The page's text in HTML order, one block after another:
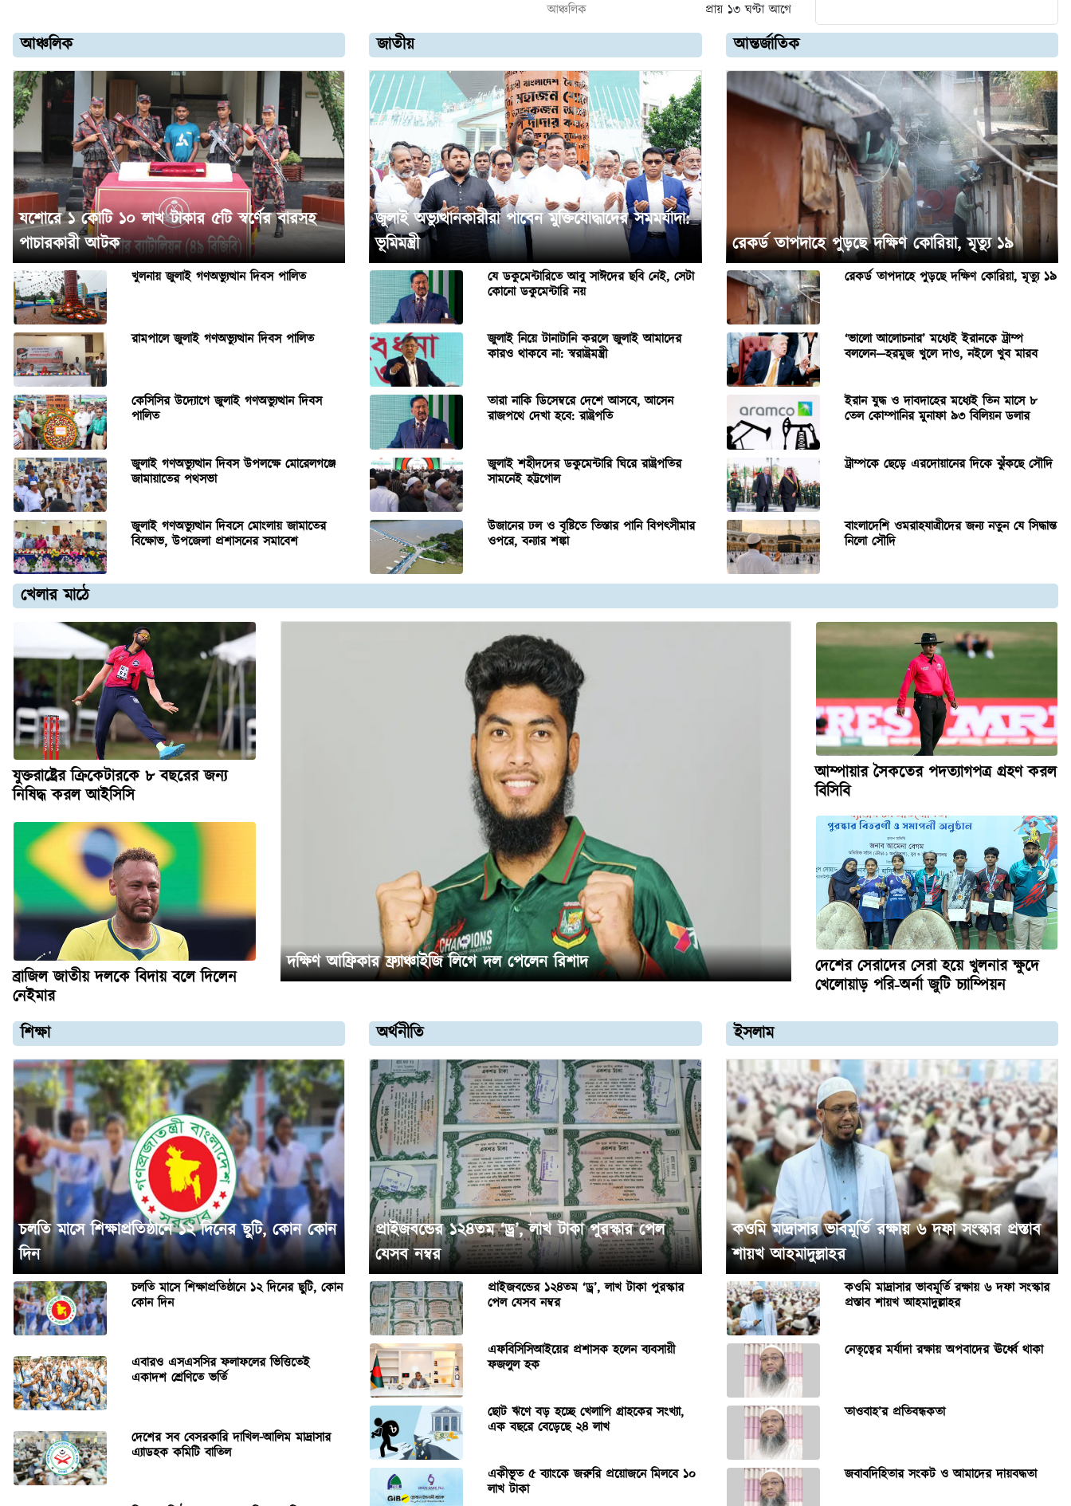
আঞ্চলিক
প্রায় ১৩ ঘণ্টা আগে
আঞ্চলিক
যশোরে ১ কোটি ১০ লাখ টাকার ৫টি স্বর্ণের বারসহ
পাচারকারী আটক
খুলনায় জুলাই গণঅভ্যুত্থান দিবস পালিত
রামপালে জুলাই গণঅভ্যুত্থান দিবস পালিত
কেসিসির উদ্যোগে জুলাই গণঅভ্যুত্থান দিবস
পালিত
জুলাই গণঅভ্যুত্থান দিবস উপলক্ষে মোরেলগঞ্জে
জামায়াতের পথসভা
জুলাই গণঅভ্যুত্থান দিবসে মোংলায় জামাতের
বিক্ষোভ, উপজেলা প্রশাসনের সমাবেশ
জাতীয়
জুলাই অভ্যুত্থানকারীরা পাবেন মুক্তিযোদ্ধাদের সমমর্যাদা:
ভূমিমন্ত্রী
যে ডকুমেন্টারিতে আবু সাঈদের ছবি নেই, সেটা
কোনো ডকুমেন্টারি নয়
জুলাই নিয়ে টানাটানি করলে জুলাই আমাদের
কারও থাকবে না: স্বরাষ্ট্রমন্ত্রী
তারা নাকি ডিসেম্বরে দেশে আসবে, আসেন
রাজপথে দেখা হবে: রাষ্ট্রপতি
জুলাই শহীদদের ডকুমেন্টারি ঘিরে রাষ্ট্রপতির
সামনেই হট্টগোল
উজানের ঢল ও বৃষ্টিতে তিস্তার পানি বিপৎসীমার
ওপরে, বন্যার শঙ্কা
আন্তর্জাতিক
রেকর্ড তাপদাহে পুড়ছে দক্ষিণ কোরিয়া, মৃত্যু ১৯
রেকর্ড তাপদাহে পুড়ছে দক্ষিণ কোরিয়া, মৃত্যু ১৯
‘ভালো আলোচনার’ মধ্যেই ইরানকে ট্রাম্প
বললেন—হরমুজ খুলে দাও, নইলে খুব মারব
ইরান যুদ্ধ ও দাবদাহের মধ্যেই তিন মাসে ৮
তেল কোম্পানির মুনাফা ৯৩ বিলিয়ন ডলার
ট্রাম্পকে ছেড়ে এরদোয়ানের দিকে ঝুঁকছে সৌদি
বাংলাদেশি ওমরাহযাত্রীদের জন্য নতুন যে সিদ্ধান্ত
নিলো সৌদি
খেলার মাঠে
যুক্তরাষ্ট্রের ক্রিকেটারকে ৮ বছরের জন্য
নিষিদ্ধ করল আইসিসি
ব্রাজিল জাতীয় দলকে বিদায় বলে দিলেন
নেইমার
দক্ষিণ আফ্রিকার ফ্র্যাঞ্চাইজি লিগে দল পেলেন রিশাদ
আম্পায়ার সৈকতের পদত্যাগপত্র গ্রহণ করল
বিসিবি
দেশের সেরাদের সেরা হয়ে খুলনার ক্ষুদে
খেলোয়াড় পরি-অর্না জুটি চ্যাম্পিয়ন
শিক্ষা
চলতি মাসে শিক্ষাপ্রতিষ্ঠানে ১২ দিনের ছুটি, কোন কোন
দিন
চলতি মাসে শিক্ষাপ্রতিষ্ঠানে ১২ দিনের ছুটি, কোন
কোন দিন
‎এবারও এসএসসির ফলাফলের ভিত্তিতেই
একাদশ শ্রেণিতে ভর্তি
দেশের সব বেসরকারি দাখিল-আলিম মাদ্রাসার
এ্যাডহক কমিটি বাতিল
অর্থনীতি
প্রাইজবন্ডের ১২৪তম ‘ড্র’, লাখ টাকা পুরস্কার পেল
যেসব নম্বর
প্রাইজবন্ডের ১২৪তম ‘ড্র’, লাখ টাকা পুরস্কার
পেল যেসব নম্বর
এফবিসিসিআইয়ের প্রশাসক হলেন ব্যবসায়ী
ফজলুল হক
ছোট ঋণে বড় হচ্ছে খেলাপি গ্রাহকের সংখ্যা,
এক বছরে বেড়েছে ২৪ লাখ
একীভূত ৫ ব্যাংকে জরুরি প্রয়োজনে মিলবে ১০
লাখ টাকা
ইসলাম
কওমি মাদ্রাসার ভাবমূর্তি রক্ষায় ৬ দফা সংস্কার প্রস্তাব
শায়খ আহমাদুল্লাহর
কওমি মাদ্রাসার ভাবমূর্তি রক্ষায় ৬ দফা সংস্কার
প্রস্তাব শায়খ আহমাদুল্লাহর
নেতৃত্বের মর্যাদা রক্ষায় অপবাদের ঊর্ধ্বে থাকা
তাওবাহ’র প্রতিবন্ধকতা
জবাবদিহিতার সংকট ও আমাদের দায়বদ্ধতা